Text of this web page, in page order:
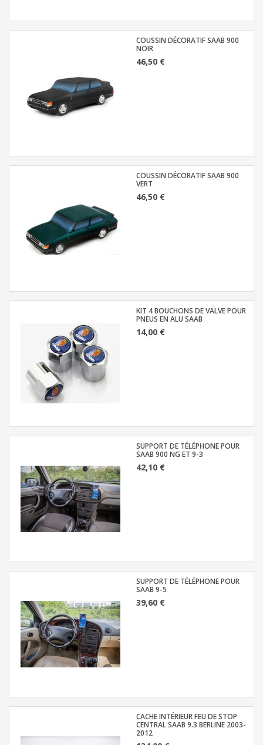
COUSSIN DÉCORATIF SAAB 900
NOIR
46,50 €
COUSSIN DÉCORATIF SAAB 900
VERT
46,50 €
KIT 4 BOUCHONS DE VALVE POUR
PNEUS EN ALU SAAB
14,00 €
SUPPORT DE TÉLÉPHONE POUR
SAAB 900 NG ET 9-3
42,10 €
SUPPORT DE TÉLÉPHONE POUR
SAAB 9-5
39,60 €
CACHE INTÉRIEUR FEU DE STOP
CENTRAL SAAB 9.3 BERLINE 2003-
2012